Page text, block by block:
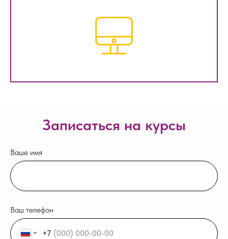
Записаться на курсы
Ваше имя
Ваш телефон
+7